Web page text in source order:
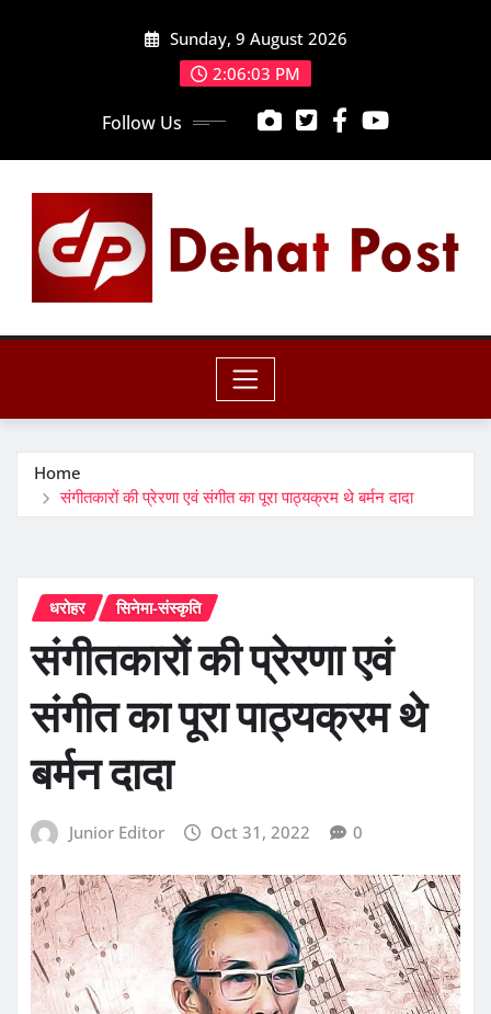
Sunday, 9 August 2026
2:06:04 PM
Follow Us
Home
संगीतकारों की प्रेरणा एवं संगीत का पूरा पाठ्यक्रम थे बर्मन दादा
धरोहर सिनेमा-संस्कृति
संगीतकारों की प्रेरणा एवं
संगीत का पूरा पाठ्यक्रम थे
बर्मन दादा
Junior Editor Oct 31, 2022 0